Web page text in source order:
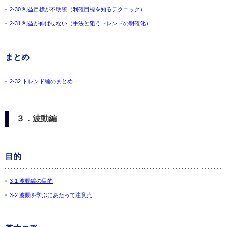
2-30 利益目標が不明瞭（利確目標を知るテクニック）
2-31 利益が伸ばせない（手法と狙うトレンドの明確化）
まとめ
2-32 トレンド編のまとめ
３．波動編
目的
3-1 波動編の目的
3-2 波動を学ぶにあたって注意点